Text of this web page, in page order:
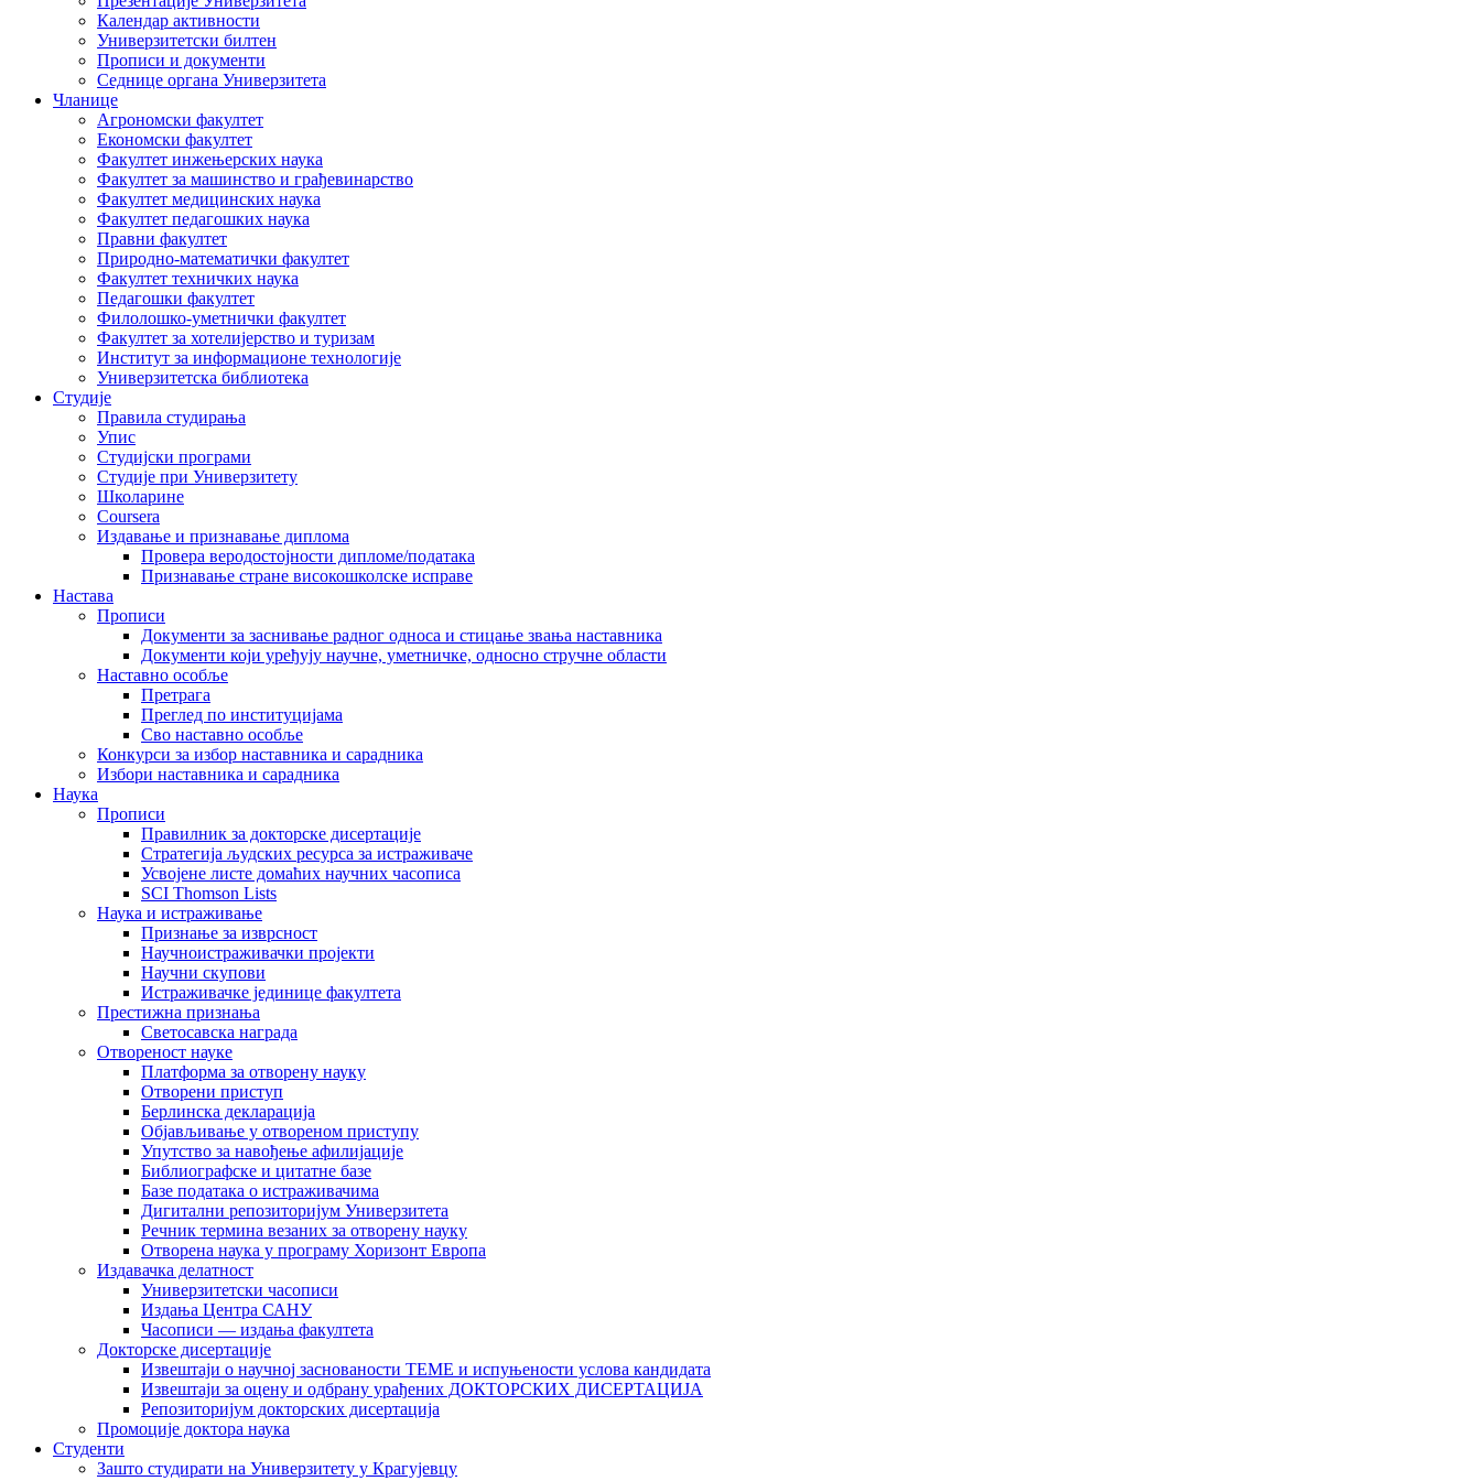
Календар активности
Универзитетски билтен
Прописи и документи
Седнице органа Универзитета
Чланице
Агрономски факултет
Економски факултет
Факултет инжењерских наука
Факултет за машинство и грађевинарство
Факултет медицинских наука
Факултет педагошких наука
Правни факултет
Природно-математички факултет
Факултет техничких наука
Педагошки факултет
Филолошко-уметнички факултет
Факултет за хотелијерство и туризам
Институт за информационе технологије
Универзитетска библиотека
Студије
Правила студирања
Упис
Студијски програми
Студије при Универзитету
Школарине
Coursera
Издавање и признавање диплома
Провера веродостојности дипломе/података
Признавање стране високошколске исправе
Настава
Прописи
Документи за заснивање радног односа и стицање звања наставника
Документи који уређују научне, уметничке, односно стручне области
Наставно особље
Претрага
Преглед по институцијама
Сво наставно особље
Конкурси за избор наставника и сарадника
Избори наставника и сарадника
Наука
Прописи
Правилник за докторске дисертације
Стратегија људских ресурса за истраживаче
Усвојене листе домаћих научних часописа
SCI Thomson Lists
Наука и истраживање
Признање за изврсност
Научноистраживачки пројекти
Научни скупови
Истраживачке јединице факултета
Престижна признања
Светосавска награда
Отвореност науке
Платформа за отворену науку
Отворени приступ
Берлинска декларација
Објављивање у отвореном приступу
Упутство за навођење афилијације
Библиографске и цитатне базе
Базе података о истраживачима
Дигитални репозиторијум Универзитета
Рeчник термина везаних за отворену науку
Отворена наука у програму Хоризонт Европа
Издавачка делатност
Универзитетски часописи
Издања Центра САНУ
Часописи — издања факултета
Докторске дисертације
Извештаји о научној заснованости ТЕМЕ и испуњености услова кандидата
Извештаји за оцену и одбрану урађених ДОКТОРСКИХ ДИСЕРТАЦИЈА
Репозиторијум докторских дисертација
Промоције доктора наука
Студенти
Зашто студирати на Универзитету у Крагујевцу